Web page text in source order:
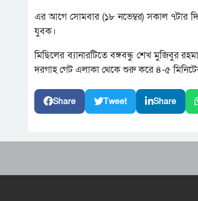
এর আগে সোমবার (১৮ নভেম্বর) সকাল ৭টার
যুবক।
মিছিলের ব্যানারটিতে বঙ্গবন্ধু শেখ মুজিবুর
দরগাহ গেট এলাকা থেকে শুরু করে ৪-৫
Share Tweet Share